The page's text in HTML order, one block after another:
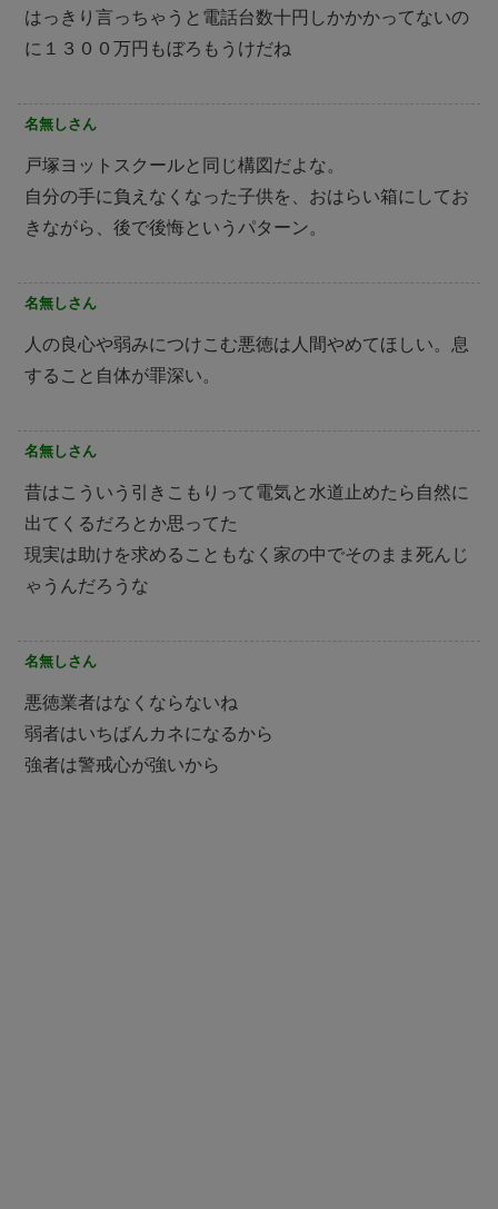
はっきり言っちゃうと電話台数十円しかかかってないの
に１３００万円もぼろもうけだね
名無しさん
戸塚ヨットスクールと同じ構図だよな。
自分の手に負えなくなった子供を、おはらい箱にしてお
きながら、後で後悔というパターン。
名無しさん
人の良心や弱みにつけこむ悪徳は人間やめてほしい。息
すること自体が罪深い。
名無しさん
昔はこういう引きこもりって電気と水道止めたら自然に
出てくるだろとか思ってた
現実は助けを求めることもなく家の中でそのまま死んじ
ゃうんだろうな
名無しさん
悪徳業者はなくならないね
弱者はいちばんカネになるから
強者は警戒心が強いから